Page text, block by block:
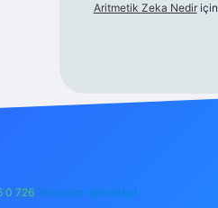
Aritmetik Zeka Nediriçin
0 726 Telegram: @karabul